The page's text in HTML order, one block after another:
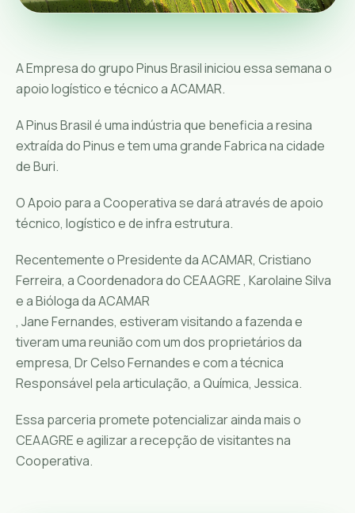
A Empresa do grupo Pinus Brasil iniciou essa semana o
apoio logístico e técnico a ACAMAR.
A Pinus Brasil é uma indústria que beneficia a resina
extraída do Pinus e tem uma grande Fabrica na cidade
de Buri.
O Apoio para a Cooperativa se dará através de apoio
técnico, logístico e de infra estrutura.
Recentemente o Presidente da ACAMAR, Cristiano
Ferreira, a Coordenadora do CEAAGRE , Karolaine Silva
e a Bióloga da ACAMAR
, Jane Fernandes, estiveram visitando a fazenda e
tiveram uma reunião com um dos proprietários da
empresa, Dr Celso Fernandes e com a técnica
Responsável pela articulação, a Química, Jessica.
Essa parceria promete potencializar ainda mais o
CEAAGRE e agilizar a recepção de visitantes na
Cooperativa.